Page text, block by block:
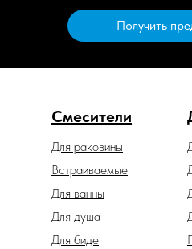
Получить
Смесители
Встраиваемые
Для биде
Для ванны
Для душа
Для раковины